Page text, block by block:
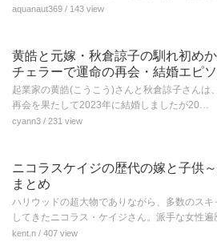
aquanaut369 / 143 view
黄皓と元嫁・秋倉諒子の馴れ初め
チェラーで運命の再会・結婚エピ
起業家の黄皓(こうこう)さんと秋倉諒子さんは
再会を果たして2023年に結婚しましたが20…
cyann3 / 231 view
ニコラスケイジの歴代の嫁と子供
まとめ
ハリウッドの超大物でありながら、多数のスキ
してきたニコラス・ケイジさん。派手な女性
kent.n / 407 view